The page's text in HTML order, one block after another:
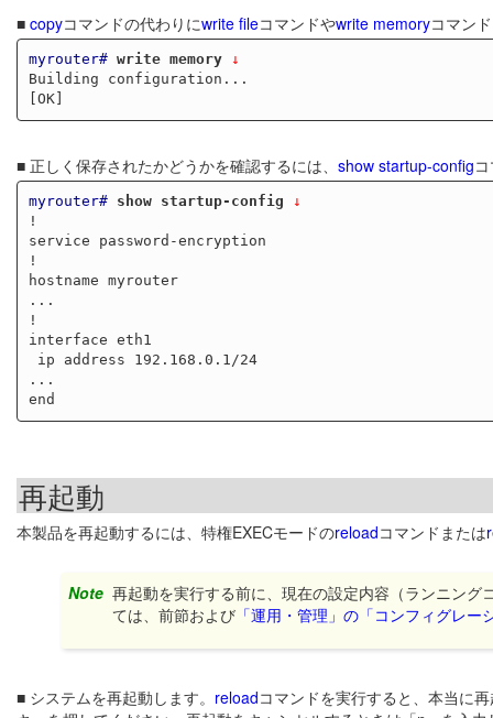
■ copyコマンドの代わりにwrite fileコマンドやwrite memoryコマン
myrouter# write memory ↓
Building configuration...
■ 正しく保存されたかどうかを確認するには、 show startup-config
myrouter# show startup-config ↓
!
service password-encryption
!
hostname myrouter
...
!
interface eth1
...
再起動
本製品を再起動するには、特権EXECモードのreloadコマンドまたは
Note 再起動を実行する前に、現在の設定内容（ランニン
ては、前節および 「運用・管理」の「コンフィグレー
■ システムを再起動します。 reloadコマンドを実行すると、本当に